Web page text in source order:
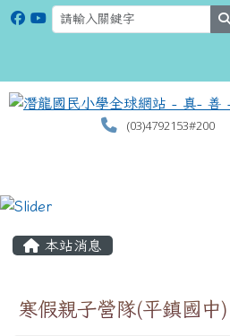
(03)4792153#200
本站消息
寒假親子營隊(平鎮國中)